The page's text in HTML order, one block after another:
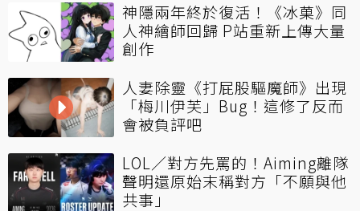
神隱兩年終於復活！《冰菓》同
人神繪師回歸 P站重新上傳大量
創作
人妻除靈《打屁股驅魔師》出現
「梅川伊芙」Bug！這修了反而
會被負評吧
LOL／對方先罵的！Aiming離隊
聲明還原始末稱對方「不願與他
共事」